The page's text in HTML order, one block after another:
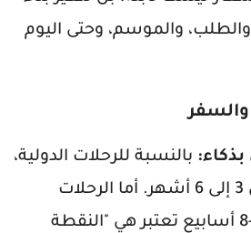
والموسم، وحتى اليوم
بذكاء: بالنسبة للرحلات الدولية،
يفضل الحجز قبل 3 إلى 6 أشهر. أما الرحلات
الداخلية، ففترة 4-8 أسابيع تعتبر هي "النقطة